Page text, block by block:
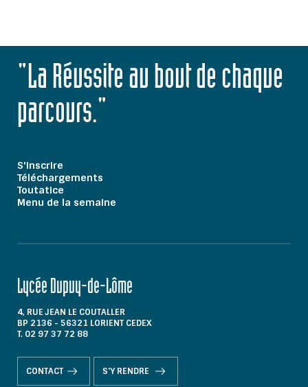
"La Réussite au bout de chaque
parcours."
S'inscrire
Téléchargements
Toutatice
Menu de la semaine
Lycée Dupuy-de-Lôme
4, RUE JEAN LE COUTALLER
BP 2136 - 56321 LORIENT CEDEX
T. 02 97 37 72 88
CONTACT S'Y RENDRE